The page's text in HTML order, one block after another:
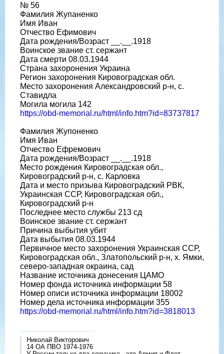
№ 56
Фамилия Жупаненко
Имя Иван
Отчество Ефимович
Дата рождения/Возраст __.__.1918
Воинское звание ст. сержант
Дата смерти 08.03.1944
Страна захоронения Украина
Регион захоронения Кировоградская обл.
Место захоронения Александровский р-н, с.
Ставидла
Могила могила 142
https://obd-memorial.ru/html/info.htm?id=83737817
Фамилия Жупоненко
Имя Иван
Отчество Ефремович
Дата рождения/Возраст __.__.1918
Место рождения Кировоградская обл.,
Кировоградский р-н, с. Карловка
Дата и место призыва Кировоградский РВК,
Украинская ССР, Кировоградская обл.,
Кировоградский р-н
Последнее место службы 213 сд
Воинское звание ст. сержант
Причина выбытия убит
Дата выбытия 08.03.1944
Первичное место захоронения Украинская ССР,
Кировоградская обл., Златопольский р-н, х. Ямки,
северо-западная окраина, сад
Название источника донесения ЦАМО
Номер фонда источника информации 58
Номер описи источника информации 18002
Номер дела источника информации 355
https://obd-memorial.ru/html/info.htm?id=3818013
Николай Викторович
14 ОА ПВО 1974-1976